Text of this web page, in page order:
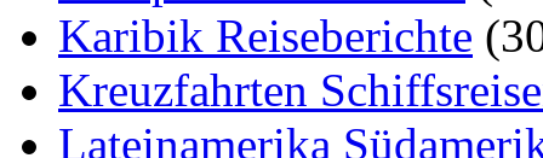
Karibik Reiseberichte
Kreuzfahrten
Lateinamerika